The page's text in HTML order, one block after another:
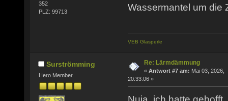
352
PLZ: 99713
Wassermantel um
VEB Glasperle
Surströmming
Hero Member
Re: Lärmdämmung
« Antwort #7 am: Mai 03, 2026,
20:33:06 »